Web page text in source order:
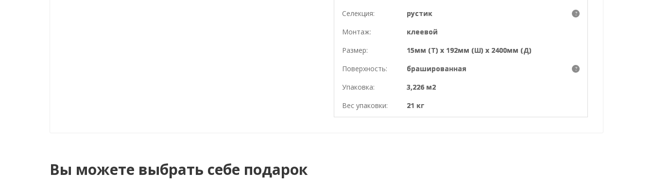
Селекция:
рустик ?
Монтаж:
клеевой
Размер:
15мм (Т) х 192мм (Ш) х 2400мм (Д)
Поверхность:
брашированная ?
Упаковка:
3,226 м2
Вес упаковки:
21 кг
Вы можете выбрать себе подарок